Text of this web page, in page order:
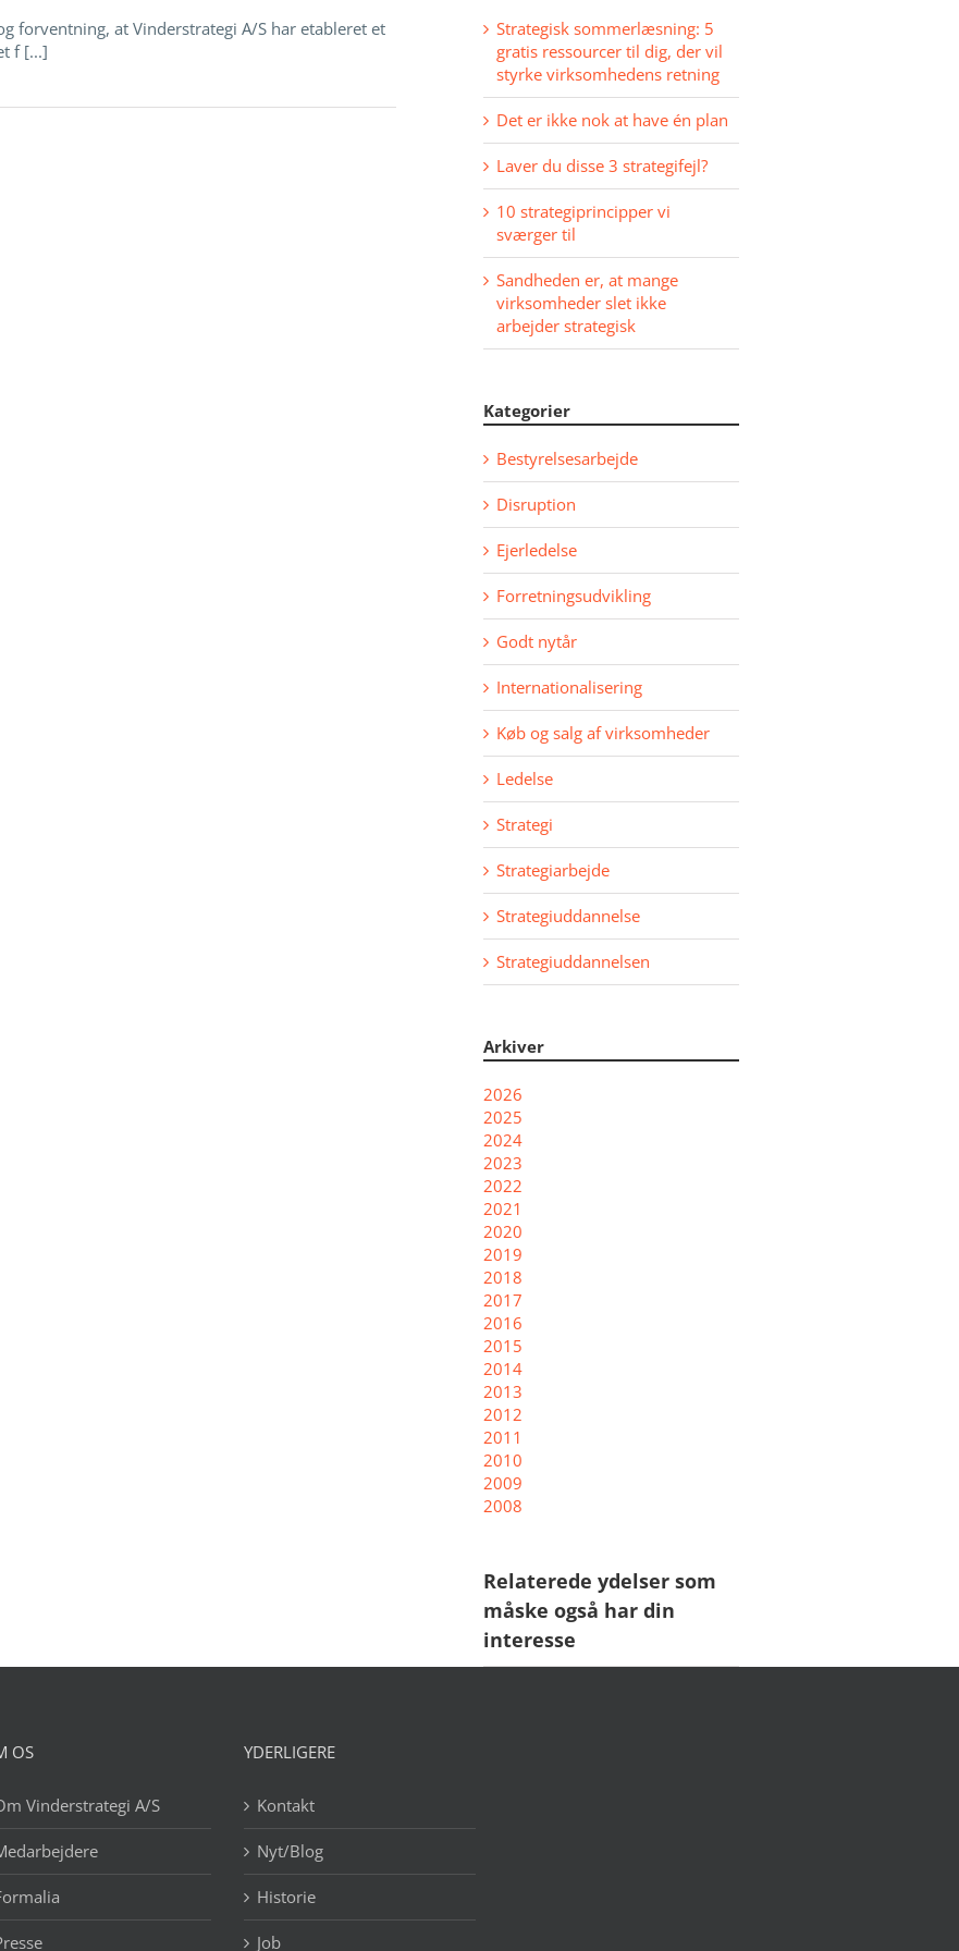
forventning, at Vinderstrategi A/S har etableret et
f [...]
Strategisk sommerlæsning: 5
gratis ressourcer til dig, der vil
styrke virksomhedens retning
Det er ikke nok at have én plan
Laver du disse 3 strategifejl?
10 strategiprincipper vi
sværger til
Sandheden er, at mange
virksomheder slet ikke
arbejder strategisk
Kategorier
Bestyrelsesarbejde
Disruption
Ejerledelse
Forretningsudvikling
Godt nytår
Internationalisering
Køb og salg af virksomheder
Ledelse
Strategi
Strategiarbejde
Strategiuddannelse
Strategiuddannelsen
Arkiver
2026
2025
2024
2023
2022
2021
2020
2019
2018
2017
2016
2015
2014
2013
2012
2011
2010
2009
2008
Relaterede ydelser som
måske også har din
interesse
OS
Vinderstrategi A/S
YDERLIGERE
Kontakt
Nyt/Blog
Historie
Job